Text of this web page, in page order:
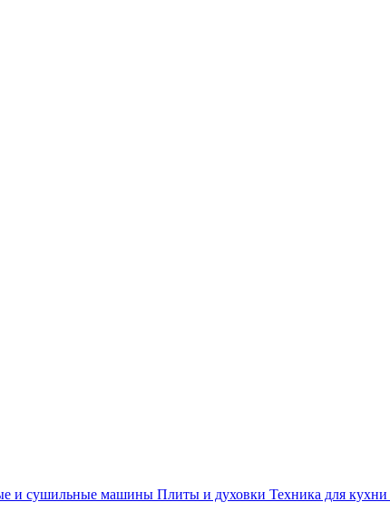
и сушильные машины Плиты и духовки Техника для кухни